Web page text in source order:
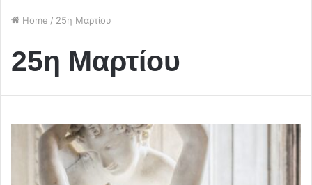
Home / 25η Μαρτίου
25η Μαρτίου